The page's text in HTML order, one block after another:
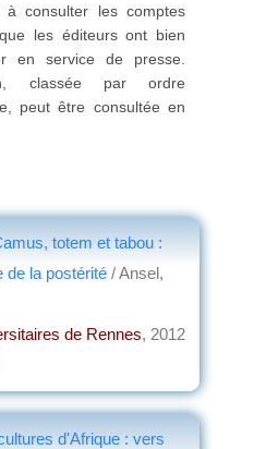
à consulter les comptes
les éditeurs ont bien
en service de presse.
classée par ordre
peut être consultée en
totem et tabou :
de la postérité / Ansel,
de Rennes, 2012
d'Afrique : vers